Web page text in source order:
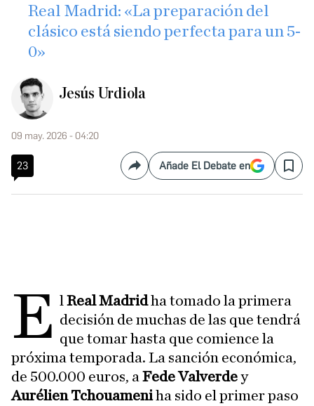
Real Madrid: «La preparación del
clásico está siendo perfecta para un 5-
0»
Jesús Urdiola
09 may. 2026 - 04:20
23 CompartirAñade El Debate en Save
E lReal Madridha tomado la primera
decisión de muchas de las que tendrá
que tomar hasta que comience la
próxima temporada. La sanción económica,
de 500.000 euros, a Fede Valverdey
Aurélien Tchouameniha sido el primer paso